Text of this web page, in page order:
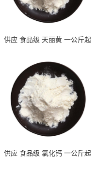
供应 食品级 天丽黄 一公斤起
供应 食品级 氯化钙 一公斤起